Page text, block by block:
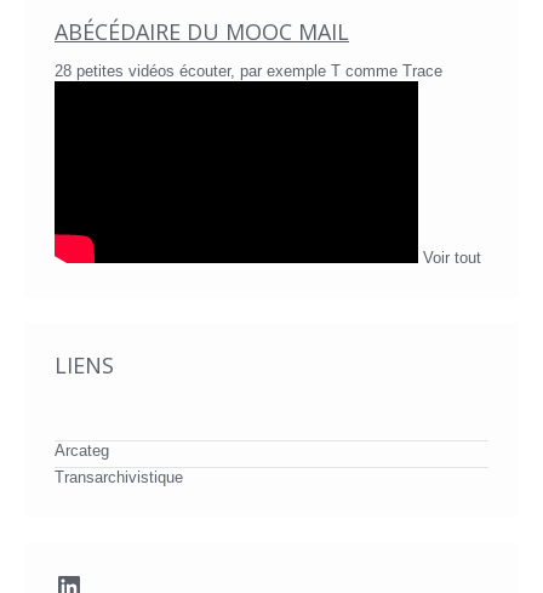
ABÉCÉDAIRE DU MOOC MAIL
28 petites vidéos écouter, par exemple T comme Trace
Voir tout
LIENS
Arcateg
Transarchivistique
LinkedIn